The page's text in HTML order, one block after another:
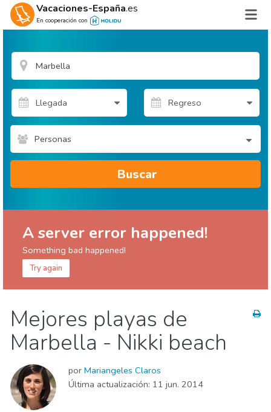
Vacaciones-España.es
En cooperación con
Personas
Buscar
A server error happened!
Something bad happened!
Try again
Agenda de eventos
Comida & Restaurantes
Deporte & aventura
Playas
Mejores playas de
Marbella - Nikki beach
por Mariangeles Claros
Última actualización: 11 jun. 2014